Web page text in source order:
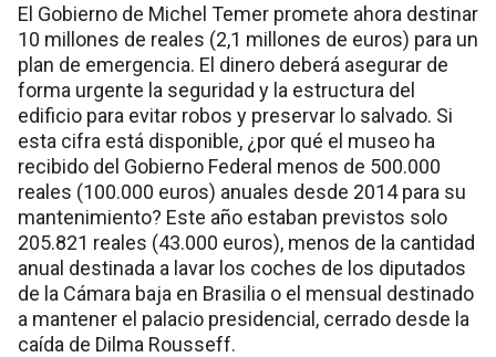
El Gobierno de Michel Temer promete ahora destinar
10 millones de reales (2,1 millones de euros) para un
plan de emergencia. El dinero deberá asegurar de
forma urgente la seguridad y la estructura del
edificio para evitar robos y preservar lo salvado. Si
esta cifra está disponible, ¿por qué el museo ha
recibido del Gobierno Federal menos de 500.000
reales (100.000 euros) anuales desde 2014 para su
mantenimiento? Este año estaban previstos solo
205.821 reales (43.000 euros), menos de la cantidad
anual destinada a lavar los coches de los diputados
de la Cámara baja en Brasilia o el mensual destinado
a mantener el palacio presidencial, cerrado desde la
caída de Dilma Rousseff.